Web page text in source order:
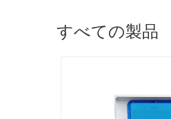
すべての製品